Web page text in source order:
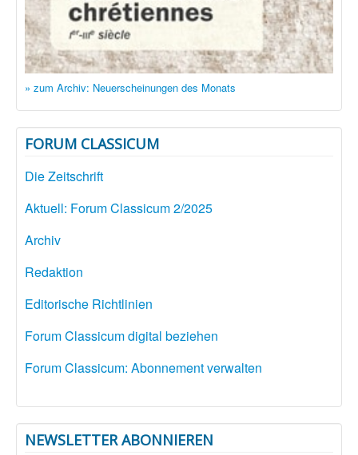
» zum Archiv: Neuerscheinungen des Monats
FORUM CLASSICUM
Die Zeitschrift
Aktuell: Forum Classicum 2/2025
Archiv
Redaktion
Editorische Richtlinien
Forum Classicum digital beziehen
Forum Classicum: Abonnement verwalten
NEWSLETTER ABONNIEREN